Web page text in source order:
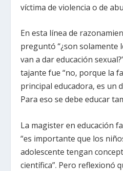
víctima de violencia o de
En esta línea de
preguntó “¿son solamente
van a dar educación
tajante fue “no, porque la
principal educadora, es un
Para eso se debe educar
La magister en educación
“es importante que los
adolescente tengan
científica”. Pero reflexionó